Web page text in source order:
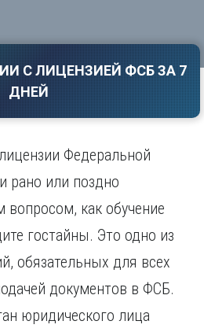
Смоленск
Ставрополь
Тамбов
Тверь
Томск
Тула
У
Ульяновск
С ЛИЦЕНЗИЕЙ ФСБ ЗА 7
ДНЕЙ
Федеральной
рано или поздно
вопросом, как обучение
гостайны. Это одно из
обязательных для всех
документов в ФСБ.
юридического лица